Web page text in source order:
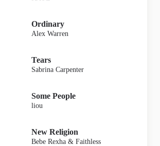
Ordinary
Alex Warren
Tears
Sabrina Carpenter
Some People
liou
New Religion
Bebe Rexha & Faithless